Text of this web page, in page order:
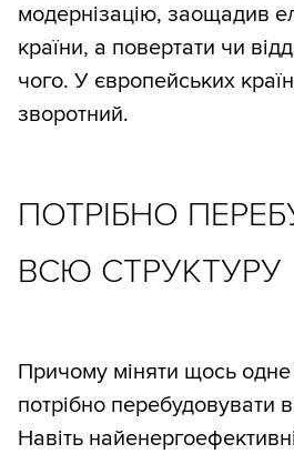
модернізацію, заощадив
країни, а повертати чи
чого. У європейських
зворотний.
ПОТРІБНО
ВСЮ СТРУКТУРУ
Причому міняти щось
потрібно перебудовувати
Навіть